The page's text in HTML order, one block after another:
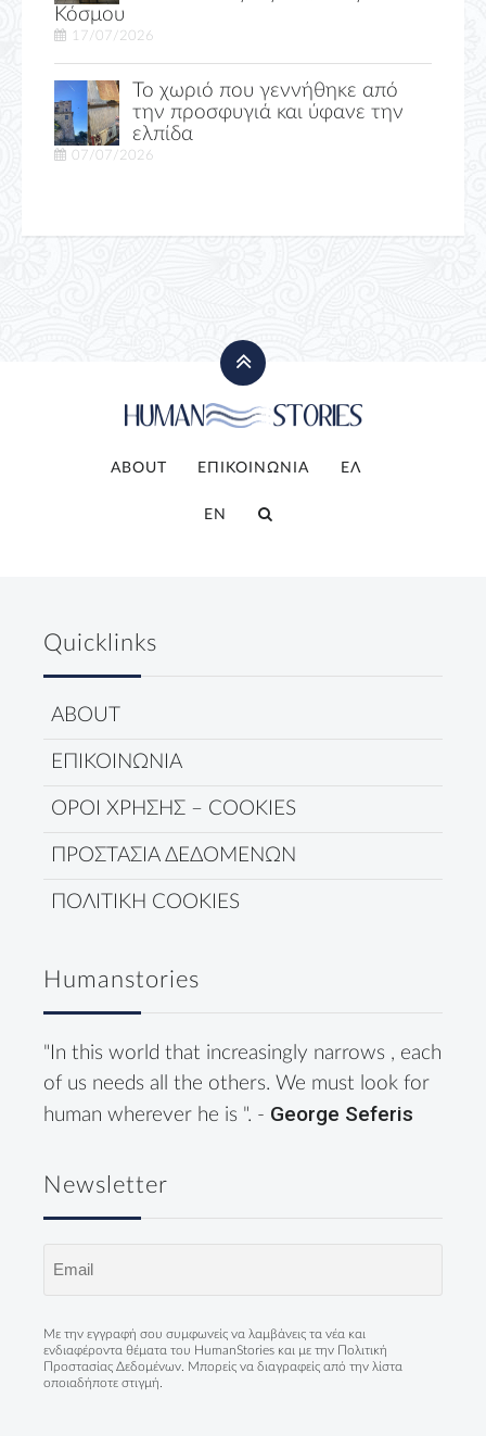
Κόσμου
17/07/2026
Το χωριό που γεννήθηκε από
την προσφυγιά και ύφανε την
ελπίδα
07/07/2026
ABOUT ΕΠΙΚΟΙΝΩΝΙΑ ΕΛ
EN
Quicklinks
ABOUT
ΕΠΙΚΟΙΝΩΝΙΑ
ΟΡΟΙ ΧΡΗΣΗΣ – COOKIES
ΠΡΟΣΤΑΣΙΑ ΔΕΔΟΜΕΝΩΝ
ΠΟΛΙΤΙΚΗ COOKIES
Humanstories
"In this world that increasingly narrows , each
of us needs all the others. We must look for
human wherever he is ". - George Seferis
Newsletter
Με την εγγραφή σου συμφωνείς να λαμβάνεις τα νέα και
ενδιαφέροντα θέματα του HumanStories και με την Πολιτική
Προστασίας Δεδομένων . Μπορείς να διαγραφείς από την λίστα
οποιαδήποτε στιγμή.